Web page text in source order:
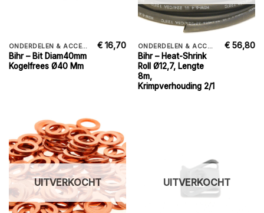
ONDERDELEN & ACCESSORIES
Bihr – Bit Diam40mm
Kogelfrees Ø40 Mm
€ 16,70 ONDERDELEN & ACCESSORIES
Bihr – Heat-Shrink
Roll Ø12,7, Lengte
8m,
Krimpverhouding 2/1
€ 56,80
UITVERKOCHT UITVERKOCHT